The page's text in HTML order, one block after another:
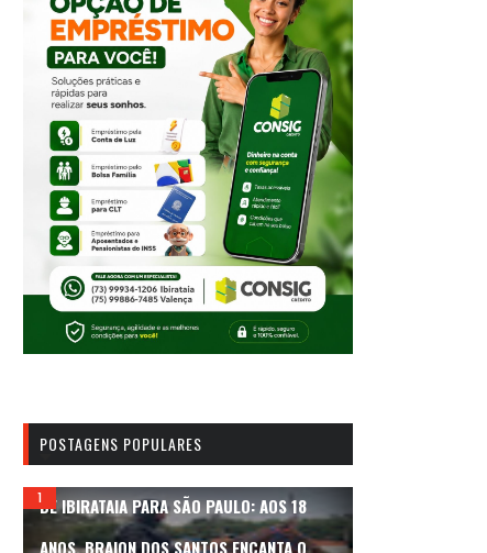
POSTAGENS POPULARES
DE IBIRATAIA PARA SÃO PAULO: AOS 18
ANOS, BRAION DOS SANTOS ENCANTA O